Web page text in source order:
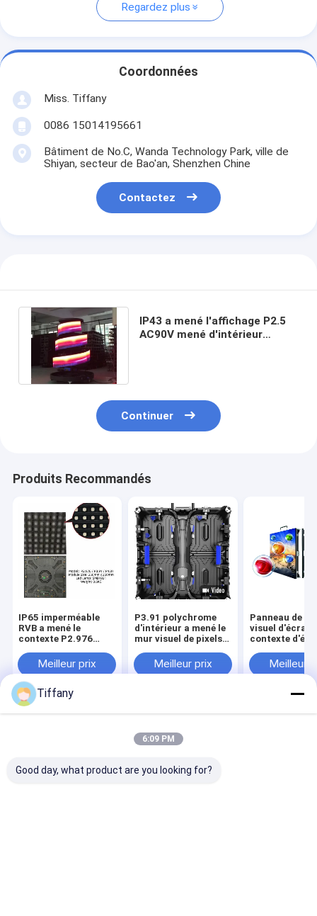
Regardez plus
Coordonnées
Miss. Tiffany
0086 15014195661
Bâtiment de No.C, Wanda Technology Park, ville de
Shiyan, secteur de Bao'an, Shenzhen Chine
Contactez
IP43 a mené l'affichage P2.5
AC90V mené d'intérieur
Continuer
Produits Recommandés
IP65 imperméable
RVB a mené le
contexte P2.976
de panneau
Meilleur prix
P3.91 polychrome
d'intérieur a mené le
mur visuel de pixels
d'écran de contexte
d'étape
Meilleur prix
Panneau de
visuel d'écran
contexte
3.91mmMeilleur
Aperçu
Au sujet de
Contactez-
Desktop
Plan du site
Privacy Policy
2026 Shenzhen Longdaled Co.,Ltd. All Rights Reserved.
Tiffany
6:09 PM
Good day, what product are you looking for?